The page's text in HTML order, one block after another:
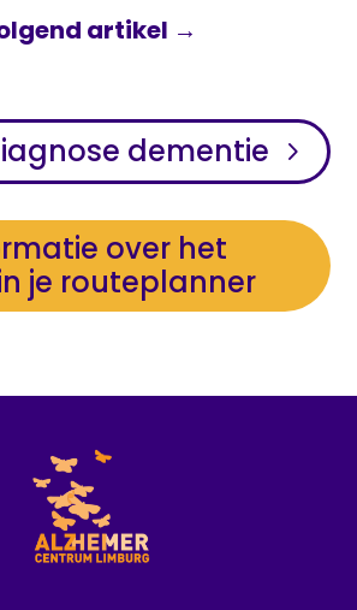
artikel →
dementie
over het
je routeplanner